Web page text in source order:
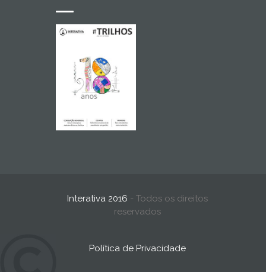
Interativa 2016 - Todos os direitos
reservados
Política de Privacidade